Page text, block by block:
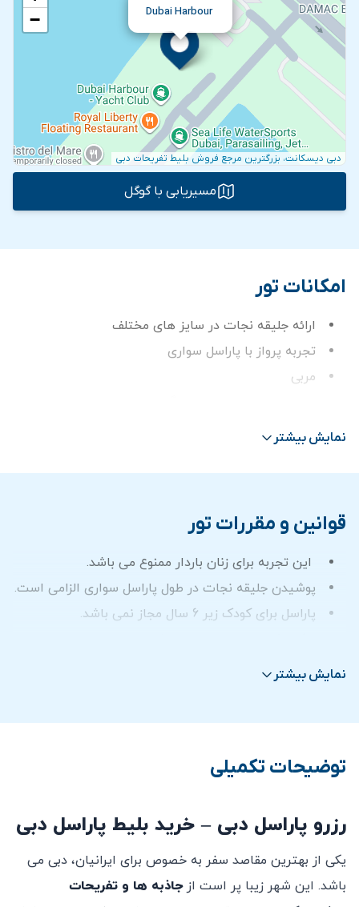
Dubai Harbour
−
دبی دیسکانت، بزرگترین مرجع فروش بلیط تفریحات دبی
مسیریابی با گوگل
امکانات تور
ارائه جلیقه نجات در سایز های مختلف
تجربه پرواز با پاراسل سواری
مربی
نمایش بیشتر
قوانین و مقررات تور
این تجربه برای زنان باردار ممنوع می باشد.
پوشیدن جلیقه نجات در طول پاراسل سواری الزامی است.
پاراسل برای كودک زير 6 سال مجاز نمی باشد.
نمایش بیشتر
توضیحات تکمیلی
رزرو پاراسل دبی – خرید بلیط پاراسل دبی
یکی از بهترین مقاصد سفر به خصوص برای ایرانیان، دبی می
باشد. این شهر زیبا پر است ازجاذبه ها و تفریحات